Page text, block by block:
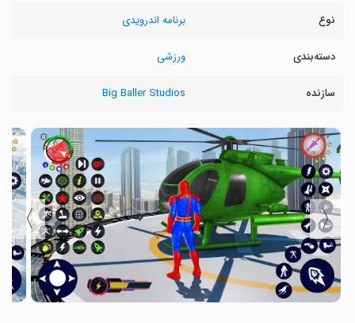
نوع برنامه اندرویدی
دسته‌بندی ورزشی
سازنده Big Baller Studios
〈
〉